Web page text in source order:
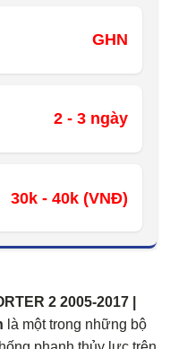
GHN
2 - 3 ngày
30k - 40k (VNĐ)
2 2005-2017 |
là một trong những bộ